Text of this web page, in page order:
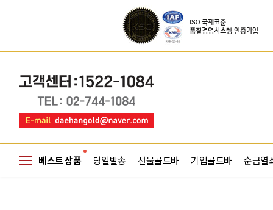
베스트 상품 당일발송 선물골드바 기업골드바 순금열